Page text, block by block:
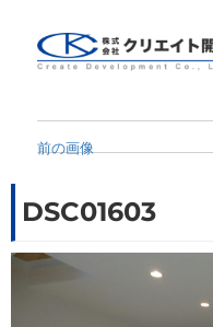
前の画像
DSC01603